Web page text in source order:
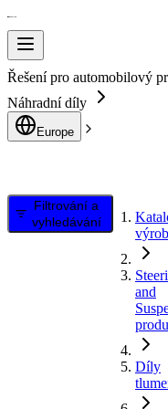
Řešení pro automobilový
Náhradní díly
Europe
Filtrování a
vyhledávání
and
Díly